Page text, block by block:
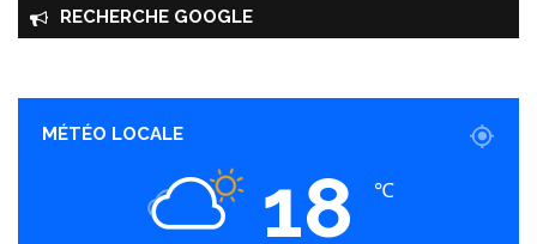
RECHERCHE GOOGLE
MÉTÉO LOCALE
18 ℃